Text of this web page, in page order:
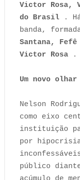
Victor Rosa,
do Brasil. Há
banda,
Santana,
Victor Rosa.
Um novo
Nelson
como eixo
instituição
por
público